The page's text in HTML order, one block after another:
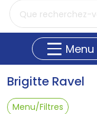
Menu
Brigitte Ravel
Menu/Filtres